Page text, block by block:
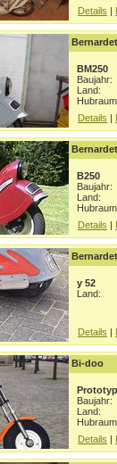
Details |
Bernardet
BM250
Baujahr:
Land:
Details |
Bernardet
B250
Baujahr:
Land:
Details |
Bernardet
y 52
Land:
Details |
Bi-doo
Prototyp
Baujahr:
Land:
Details |